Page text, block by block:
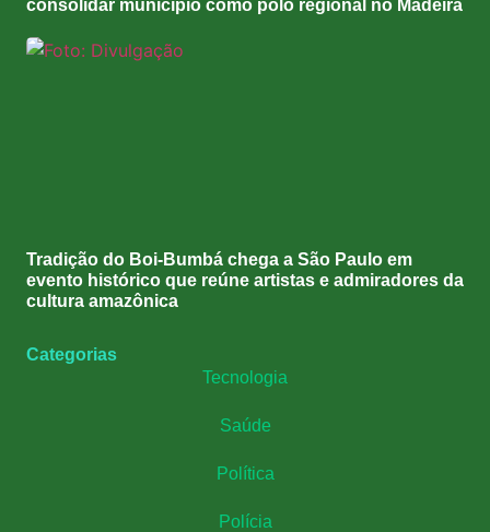
consolidar município como polo regional no Madeira
Tradição do Boi-Bumbá chega a São Paulo em
evento histórico que reúne artistas e admiradores da
cultura amazônica
Categorias
Tecnologia
Saúde
Política
Polícia